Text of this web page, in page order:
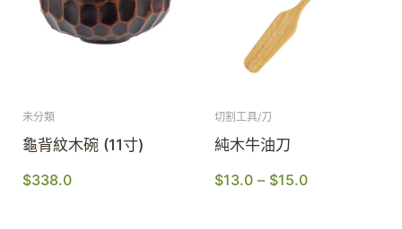
未分類
龜背紋木碗 (11寸)
$338.0
切割工具/刀
純木牛油刀
$13.0 – $15.0